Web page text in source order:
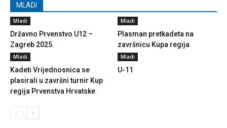
MLADI
Mladi
Državno Prvenstvo U12 –
Zagreb 2025.
Mladi
Plasman pretkadeta na
završnicu Kupa regija
Mladi
Kadeti Vrijednosnica se
plasirali u završni turnir Kup
regija Prvenstva Hrvatske
Mladi
U-11